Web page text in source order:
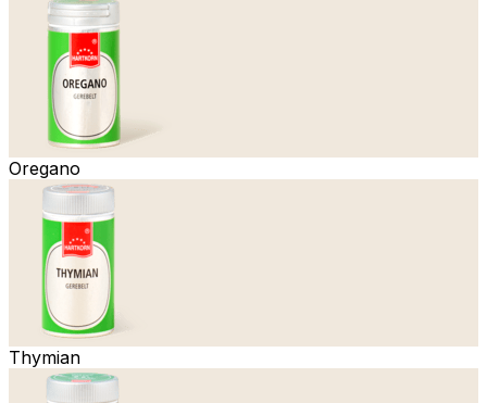
Oregano
Thymian